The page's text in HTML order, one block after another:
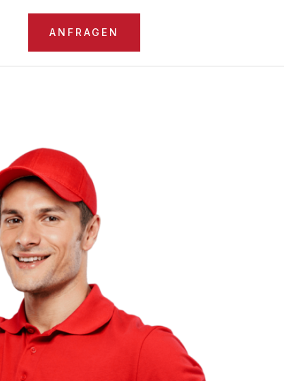
ANFRAGEN